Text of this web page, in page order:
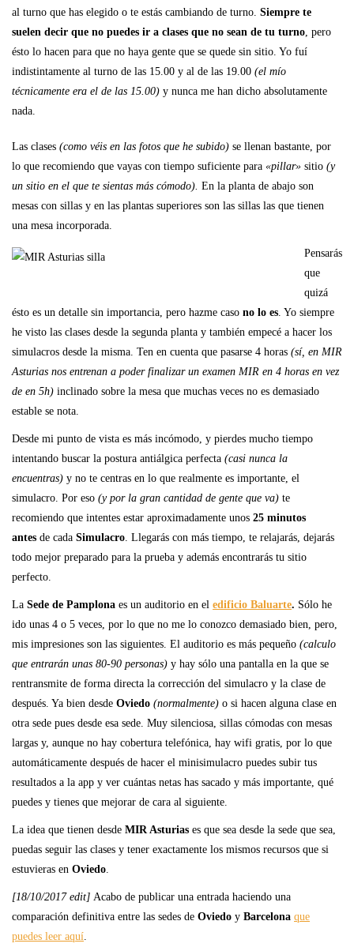
al turno que has elegido o te estás cambiando de turno. Siempre te
suelen decir que no puedes ir a clases que no sean de tu turno, pero
ésto lo hacen para que no haya gente que se quede sin sitio. Yo fuí
indistintamente al turno de las 15.00 y al de las 19.00 (el mío
técnicamente era el de las 15.00) y nunca me han dicho absolutamente
nada.
Las clases (como véis en las fotos que he subido) se llenan bastante, por
lo que recomiendo que vayas con tiempo suficiente para «pillar» sitio (y
un sitio en el que te sientas más cómodo). En la planta de abajo son
mesas con sillas y en las plantas superiores son las sillas las que tienen
una mesa incorporada.
Pensarás
que
quizá
ésto es un detalle sin importancia, pero hazme caso no lo es. Yo siempre
he visto las clases desde la segunda planta y también empecé a hacer los
simulacros desde la misma. Ten en cuenta que pasarse 4 horas (sí, en MIR
Asturias nos entrenan a poder finalizar un examen MIR en 4 horas en vez
de en 5h) inclinado sobre la mesa que muchas veces no es demasiado
estable se nota.
Desde mi punto de vista es más incómodo, y pierdes mucho tiempo
intentando buscar la postura antiálgica perfecta (casi nunca la
encuentras) y no te centras en lo que realmente es importante, el
simulacro. Por eso (y por la gran cantidad de gente que va) te
recomiendo que intentes estar aproximadamente unos 25 minutos
antes de cada Simulacro. Llegarás con más tiempo, te relajarás, dejarás
todo mejor preparado para la prueba y además encontrarás tu sitio
perfecto.
La Sede de Pamplona es un auditorio en el edificio Baluarte. Sólo he
ido unas 4 o 5 veces, por lo que no me lo conozco demasiado bien, pero,
mis impresiones son las siguientes. El auditorio es más pequeño (calculo
que entrarán unas 80-90 personas) y hay sólo una pantalla en la que se
rentransmite de forma directa la corrección del simulacro y la clase de
después. Ya bien desde Oviedo (normalmente) o si hacen alguna clase en
otra sede pues desde esa sede. Muy silenciosa, sillas cómodas con mesas
largas y, aunque no hay cobertura telefónica, hay wifi gratis, por lo que
automáticamente después de hacer el minisimulacro puedes subir tus
resultados a la app y ver cuántas netas has sacado y más importante, qué
puedes y tienes que mejorar de cara al siguiente.
La idea que tienen desde MIR Asturias es que sea desde la sede que sea,
puedas seguir las clases y tener exactamente los mismos recursos que si
estuvieras en Oviedo.
[18/10/2017 edit] Acabo de publicar una entrada haciendo una
comparación definitiva entre las sedes de Oviedo y Barcelona que
puedes leer aquí.